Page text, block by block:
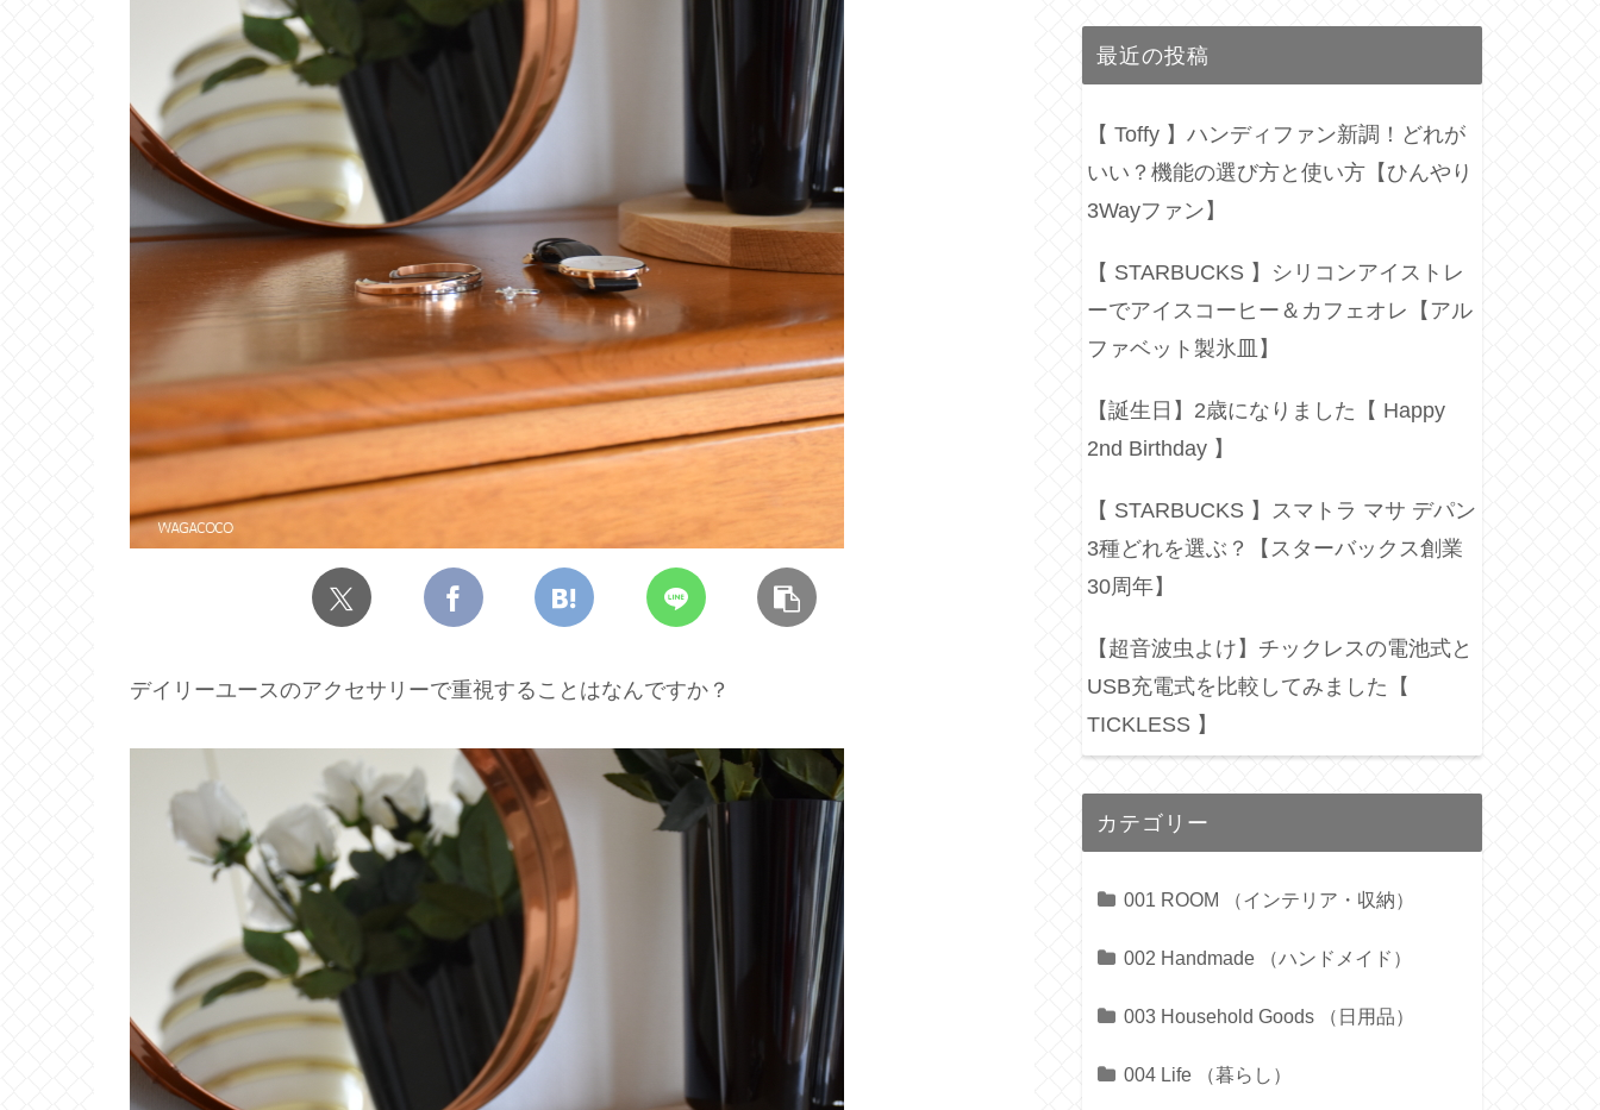
デイリーユースのアクセサリーで重視することはなんですか？
最近の投稿
【 Toffy 】ハンディファン新調！どれが
いい？機能の選び方と使い方【ひんやり
3Wayファン】
【 STARBUCKS 】シリコンアイストレ
ーでアイスコーヒー＆カフェオレ【アル
ファベット製氷皿】
【誕生日】2歳になりました【 Happy
2nd Birthday 】
【 STARBUCKS 】スマトラ マサ デパン
3種どれを選ぶ？【スターバックス創業
30周年】
【超音波虫よけ】チックレスの電池式と
USB充電式を比較してみました【
TICKLESS 】
カテゴリー
001 ROOM （インテリア・収納）
002 Handmade （ハンドメイド）
003 Household Goods （日用品）
004 Life （暮らし）